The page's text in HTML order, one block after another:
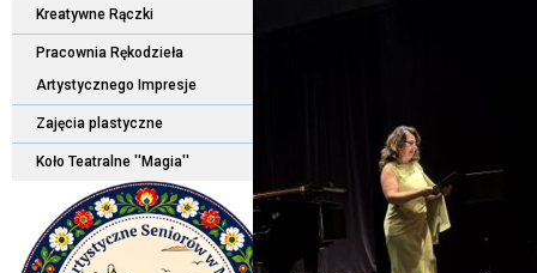
Kreatywne Rączki
Pracownia Rękodzieła
Artystycznego Impresje
Zajęcia plastyczne
Koło Teatralne ''Magia''